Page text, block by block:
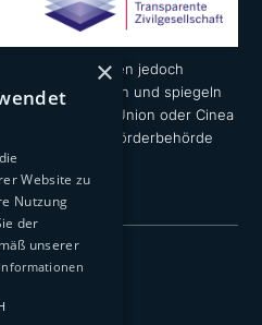
Meinungen liegen jedoch
der Autoren und spiegeln
Europäischen Union oder Cinea
Union noch die Förderbehörde
werden.
×
Website zu
Nutzung
der
unserer